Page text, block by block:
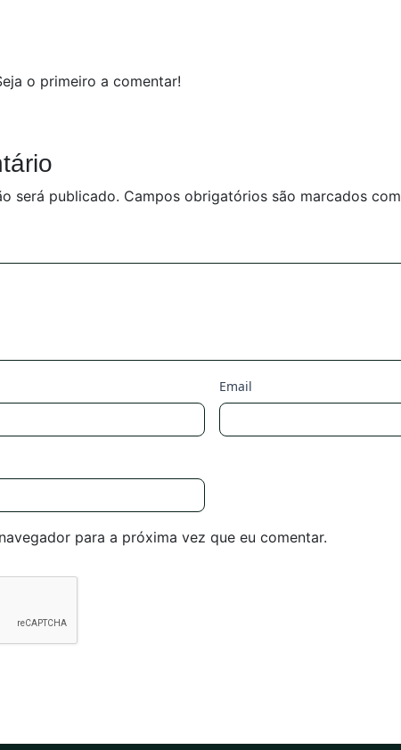
o primeiro a comentar!
será publicado. Campos obrigatórios são marcados com
Email
para a próxima vez que eu comentar.